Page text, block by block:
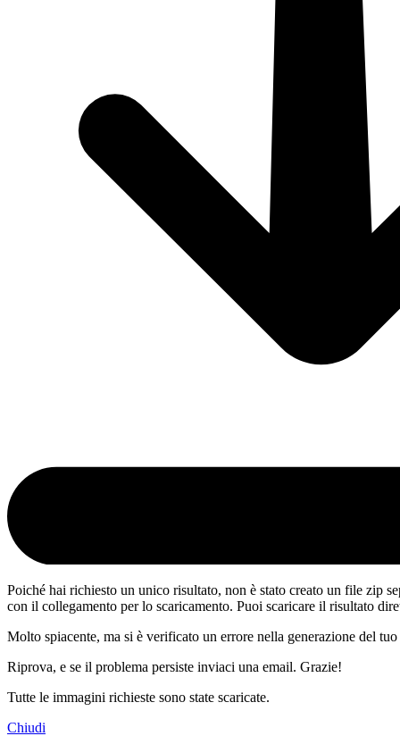
Poiché hai richiesto un unico risultato, non è stato creato un file zip
con il collegamento per lo scaricamento. Puoi scaricare il risultato
Molto spiacente, ma si è verificato un errore nella generazione del
Riprova, e se il problema persiste inviaci una email. Grazie!
Tutte le immagini richieste sono state scaricate.
Chiudi